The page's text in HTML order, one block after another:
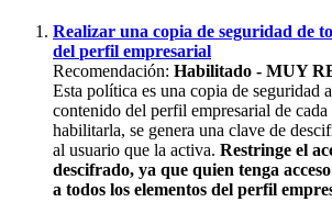
Realizar una copia de seguridad de
del perfil empresarial
Recomendación: Habilitado - MUY
Esta política es una copia de seguridad
contenido del perfil empresarial de cada
habilitarla, se genera una clave de
al usuario que la activa. Restringe el
descifrado, ya que quien tenga acceso
a todos los elementos del perfil